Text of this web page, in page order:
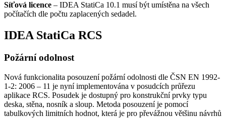
Síťová licence – IDEA StatiCa 10.1 musí být umístěna na všech
počítačích dle počtu zaplacených sedadel.
IDEA StatiCa RCS
Požární odolnost
Nová funkcionalita posouzení požární odolnosti dle ČSN EN 1992-
1-2: 2006 – 11 je nyní implementována v posudcích průřezu
aplikace RCS. Posudek je dostupný pro konstrukční prvky typu
deska, stěna, nosník a sloup. Metoda posouzení je pomocí
tabulkových limitních hodnot, která je pro převážnou většinu návrhů